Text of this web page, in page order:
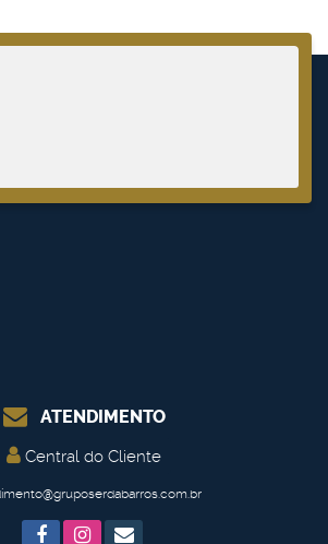
ATENDIMENTO
Central do Cliente